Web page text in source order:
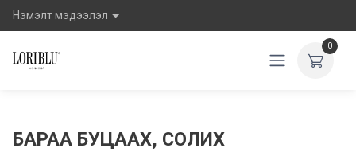
Нэмэлт мэдээлэл
0
БАРАА БУЦААХ, СОЛИХ